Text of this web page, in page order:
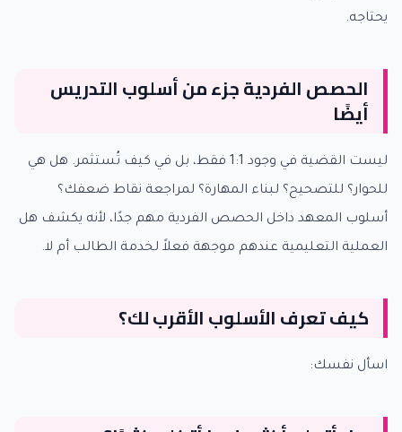
يحتاجه.
الحصص الفردية جزء من أسلوب التدريس
أيضًا
ليست القضية في وجود 1:1 فقط، بل في كيف تُستثمر. هل هي
للحوار؟ للتصحيح؟ لبناء المهارة؟ لمراجعة نقاط ضعفك؟
أسلوب المعهد داخل الحصص الفردية مهم جدًا، لأنه يكشف هل
العملية التعليمية عندهم موجهة فعلاً لخدمة الطالب أم لا.
كيف تعرف الأسلوب الأقرب لك؟
اسأل نفسك: